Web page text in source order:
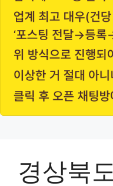
경상북